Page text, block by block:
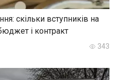
скільки вступників на
і контракт
343